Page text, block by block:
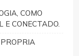
COMO
E CONECTADO.